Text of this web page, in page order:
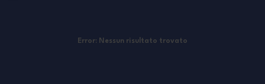
Error: Nessun risultato trovato